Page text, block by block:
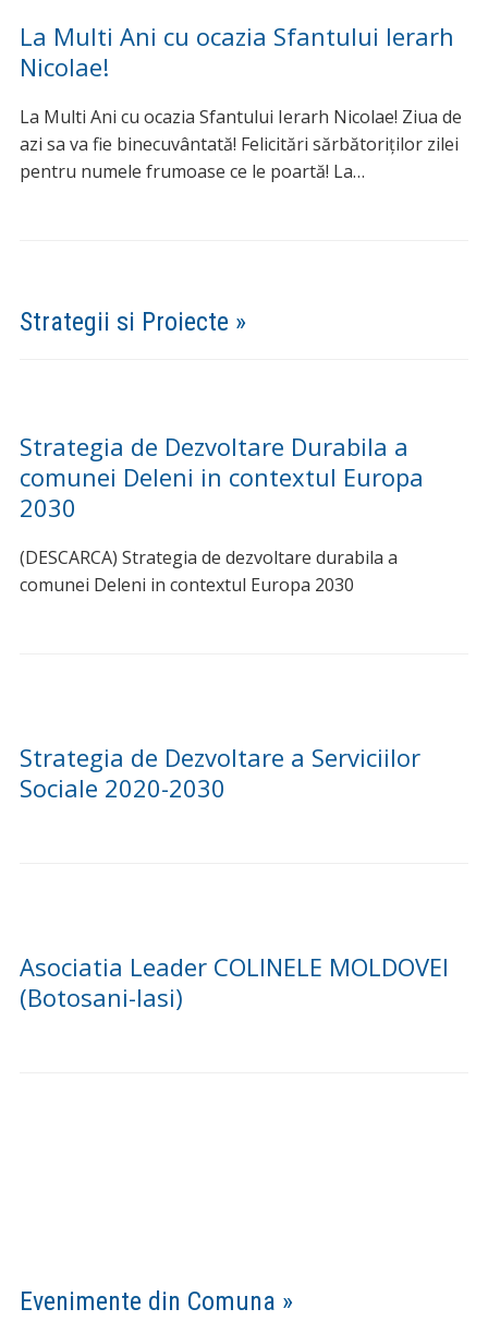
La Multi Ani cu ocazia Sfantului Ierarh
Nicolae!
La Multi Ani cu ocazia Sfantului Ierarh Nicolae! Ziua de
azi sa va fie binecuvântată! Felicitări sărbătoriților zilei
pentru numele frumoase ce le poartă! La…
Strategii si Proiecte »
Strategia de Dezvoltare Durabila a
comunei Deleni in contextul Europa
2030
(DESCARCA) Strategia de dezvoltare durabila a
comunei Deleni in contextul Europa 2030
Strategia de Dezvoltare a Serviciilor
Sociale 2020-2030
Asociatia Leader COLINELE MOLDOVEI
(Botosani-Iasi)
Evenimente din Comuna »